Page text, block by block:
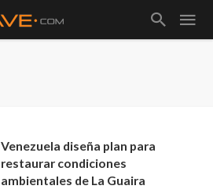
Venezuela diseña plan para
restaurar condiciones
ambientales de La Guaira